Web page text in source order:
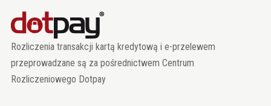
Rozliczenia transakcji kartą kredytową i e-przelewem
przeprowadzane są za pośrednictwem Centrum
Rozliczeniowego Dotpay